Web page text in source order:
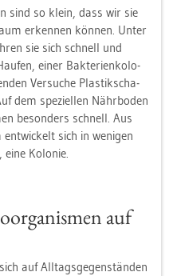
sind so klein, dass wir sie
er­ken­nen kön­nen. Unter
sie sich schnell und
einer Bak­te­ri­en­ko­lo­
Ver­su­che Plas­tik­scha­
dem spe­zi­el­len Nähr­bo­den
be­son­ders schnell. Aus
sich in we­ni­gen
Ko­lo­nie.
auf
auf All­tags­ge­gen­stän­den